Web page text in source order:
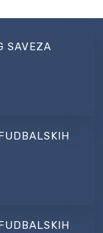
SAVEZA